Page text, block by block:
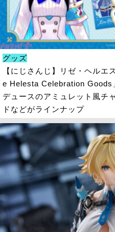
グッズ
【にじさんじ】リゼ・ヘルエ
e Helesta Celebration Goods
デュースのアミュレット風チ
ドなどがラインナップ